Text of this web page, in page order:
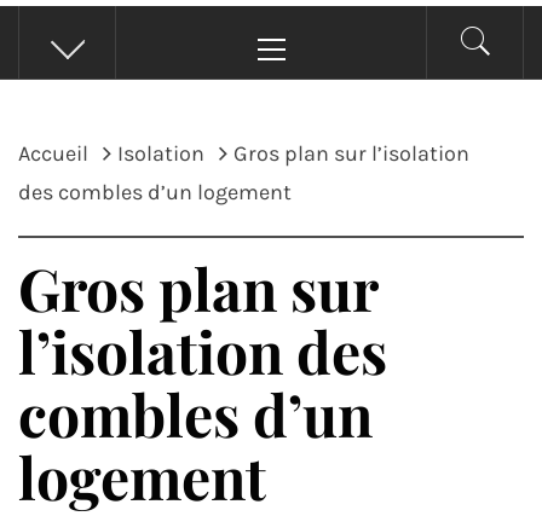
principal
Accueil Isolation
Gros plan sur l’isolation
des combles d’un logement
Gros plan sur
l’isolation des
combles d’un
logement